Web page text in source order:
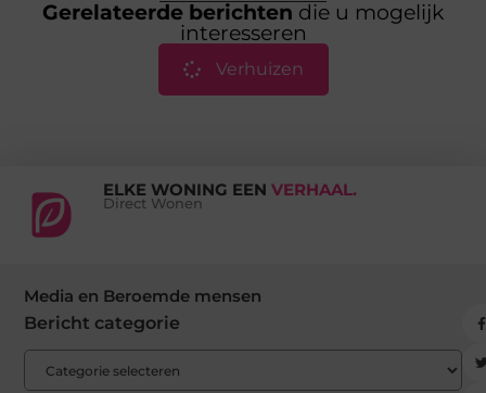
Gerelateerde berichten die u mogelijk
interesseren
Verhuizen
ELKE WONING EEN VERHAAL.
Direct Wonen
Media en Beroemde mensen
Bericht categorie